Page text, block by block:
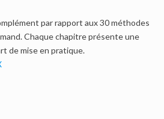
par rapport aux 30 méthodes
Chaque chapitre présente une
de mise en pratique.